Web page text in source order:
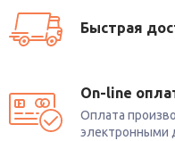
Быстрая
On-line
Оплата
электронными